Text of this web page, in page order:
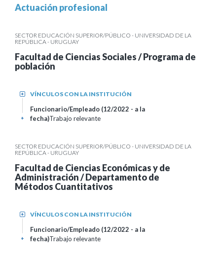
Actuación profesional
SECTOR EDUCACIÓN SUPERIOR/PÚBLICO - UNIVERSIDAD DE LA
REPÚBLICA - URUGUAY
Facultad de Ciencias Sociales / Programa de
población
VÍNCULOS CON LA INSTITUCIÓN
+
Funcionario/Empleado (12/2022 - a la
fecha)Trabajo relevante
+
SECTOR EDUCACIÓN SUPERIOR/PÚBLICO - UNIVERSIDAD DE LA
REPÚBLICA - URUGUAY
Facultad de Ciencias Económicas y de
Administración / Departamento de
Métodos Cuantitativos
VÍNCULOS CON LA INSTITUCIÓN
+
Funcionario/Empleado (12/2022 - a la
fecha)Trabajo relevante
+